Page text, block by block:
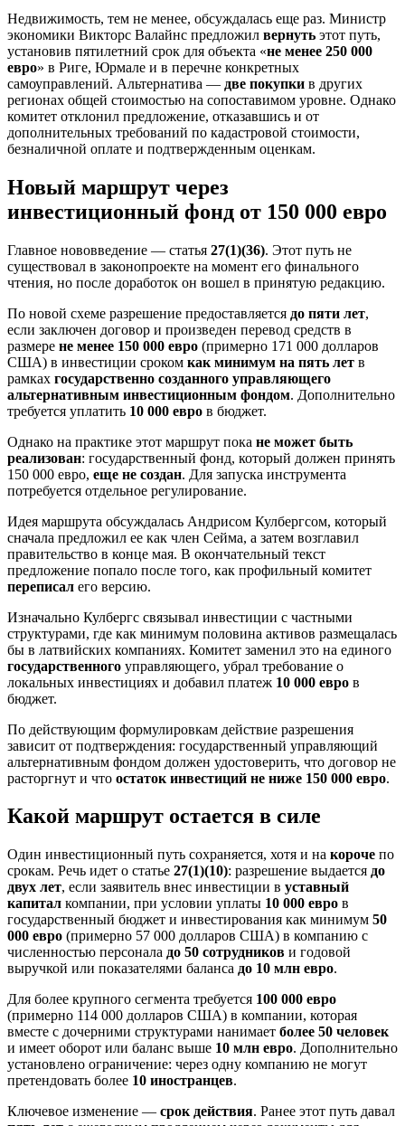
Недвижимость, тем не менее, обсуждалась еще раз. Министр
экономики Викторс Валайнс предложил вернуть этот путь,
установив пятилетний срок для объекта «не менее 250 000
евро» в Риге, Юрмале и в перечне конкретных
самоуправлений. Альтернатива — две покупки в других
регионах общей стоимостью на сопоставимом уровне. Однако
комитет отклонил предложение, отказавшись и от
дополнительных требований по кадастровой стоимости,
безналичной оплате и подтвержденным оценкам.
Новый маршрут через
инвестиционный фонд от 150 000 евро
Главное нововведение — статья 27(1)(36). Этот путь не
существовал в законопроекте на момент его финального
чтения, но после доработок он вошел в принятую редакцию.
По новой схеме разрешение предоставляется до пяти лет,
если заключен договор и произведен перевод средств в
размере не менее 150 000 евро (примерно 171 000 долларов
США) в инвестиции сроком как минимум на пять лет в
рамках государственно созданного управляющего
альтернативным инвестиционным фондом. Дополнительно
требуется уплатить 10 000 евро в бюджет.
Однако на практике этот маршрут пока не может быть
реализован: государственный фонд, который должен принять
150 000 евро, еще не создан. Для запуска инструмента
потребуется отдельное регулирование.
Идея маршрута обсуждалась Андрисом Кулбергсом, который
сначала предложил ее как член Сейма, а затем возглавил
правительство в конце мая. В окончательный текст
предложение попало после того, как профильный комитет
переписал его версию.
Изначально Кулбергс связывал инвестиции с частными
структурами, где как минимум половина активов размещалась
бы в латвийских компаниях. Комитет заменил это на единого
государственного управляющего, убрал требование о
локальных инвестициях и добавил платеж 10 000 евро в
бюджет.
По действующим формулировкам действие разрешения
зависит от подтверждения: государственный управляющий
альтернативным фондом должен удостоверить, что договор не
расторгнут и что остаток инвестиций не ниже 150 000 евро.
Какой маршрут остается в силе
Один инвестиционный путь сохраняется, хотя и на короче по
срокам. Речь идет о статье 27(1)(10): разрешение выдается до
двух лет, если заявитель внес инвестиции в уставный
капитал компании, при условии уплаты 10 000 евро в
государственный бюджет и инвестирования как минимум 50
000 евро (примерно 57 000 долларов США) в компанию с
численностью персонала до 50 сотрудников и годовой
выручкой или показателями баланса до 10 млн евро.
Для более крупного сегмента требуется 100 000 евро
(примерно 114 000 долларов США) в компании, которая
вместе с дочерними структурами нанимает более 50 человек
и имеет оборот или баланс выше 10 млн евро. Дополнительно
установлено ограничение: через одну компанию не могут
претендовать более 10 иностранцев.
Ключевое изменение — срок действия. Ранее этот путь давал